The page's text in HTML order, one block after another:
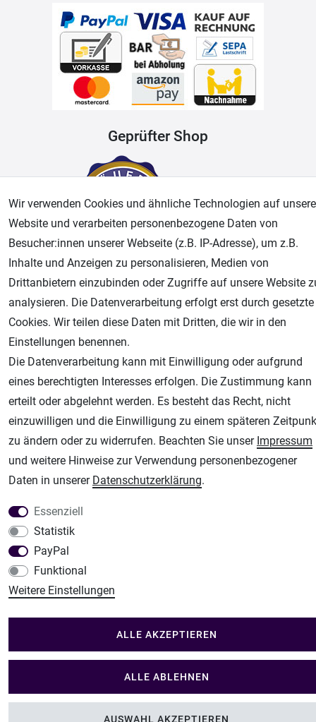
Geprüfter Shop
Airbrush-City
Fachhandel für: Airbrushpistolen, Kompressoren, Airbrushfarben
Modellbau-City
Modellbau Shop
Plotter-City
Schneideplotter, Transferpressen, Siebdruck und Plotterfolien
Im Shop Kaufen
Wir verwenden Cookies und ähnliche Technologien auf
Website und verarbeiten personenbezogene Daten von
Besucher:innen unserer Webseite (z.B. IP-Adresse), um z.B.
Inhalte und Anzeigen zu personalisieren, Medien von
Drittanbietern einzubinden oder Zugriffe auf unsere Website
analysieren. Die Datenverarbeitung erfolgt erst durch gesetzte
Cookies. Wir teilen diese Daten mit Dritten, die wir in den
Einstellungen benennen.
Die Datenverarbeitung kann mit Einwilligung oder aufgrund
eines berechtigten Interesses erfolgen. Die Zustimmung kann
erteilt oder abgelehnt werden. Es besteht das Recht, nicht
einzuwilligen und die Einwilligung zu einem späteren
zu ändern oder zu widerrufen. Beachten Sie unser Impressum
und weitere Hinweise zur Verwendung personenbezogener
Daten in unserer Daten­schutz­erklärung.
Essenziell
Statistik
PayPal
Funktional
Weitere Einstellungen
ALLE AKZEPTIEREN
ALLE ABLEHNEN
AUSWAHL AKZEPTIEREN